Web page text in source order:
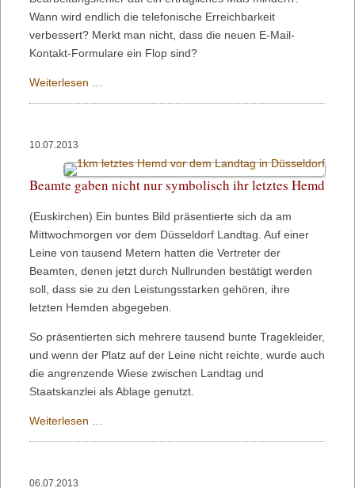
Wann wird endlich die telefonische Erreichbarkeit
verbessert? Merkt man nicht, dass die neuen E-Mail-
Kontakt-Formulare ein Flop sind?
Weiterlesen …
drum
10.07.2013
Beamte gaben nicht nur symbolisch ihr letztes Hemd
(Euskirchen) Ein buntes Bild präsentierte sich da am
Mittwochmorgen vor dem Düsseldorf Landtag. Auf einer
Leine von tausend Metern hatten die Vertreter der
Beamten, denen jetzt durch Nullrunden bestätigt werden
soll, dass sie zu den Leistungsstarken gehören, ihre
letzten Hemden abgegeben.
So präsentierten sich mehrere tausend bunte Tragekleider,
und wenn der Platz auf der Leine nicht reichte, wurde auch
die angrenzende Wiese zwischen Landtag und
Staatskanzlei als Ablage genutzt.
Weiterlesen …
06.07.2013